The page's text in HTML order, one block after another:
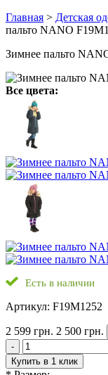
Главная > Детская
пальто NANO
Зимнее пальто
Все цвета:
Есть в наличии
Артикул: F19M1252
2 599 грн. 2 500 грн.
-
Купить в 1 клик